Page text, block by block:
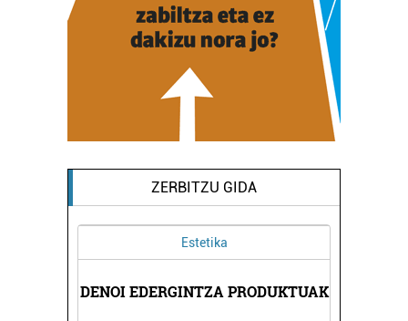
ZERBITZU GIDA
Estetika
DENOI EDERGINTZA PRODUKTUAK